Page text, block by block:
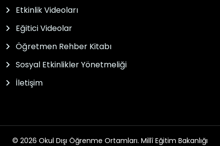
Etkinlik Videoları
Eğitici Videolar
Öğretmen Rehber Kitabı
Sosyal Etkinlikler Yönetmeliği
İletişim
© 2026 Okul Dışı Öğrenme Ortamları. Millî Eğitim Bakanlığı